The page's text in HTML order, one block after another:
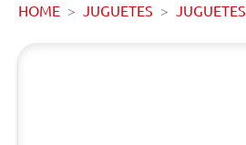
HOME JUGUETES JUGUETES